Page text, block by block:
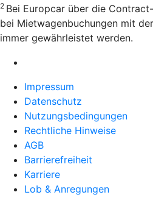
2 Bei Europcar über die
bei Mietwagenbuchungen mit
immer gewährleistet werden.
Impressum
Datenschutz
Nutzungsbedingungen
Rechtliche Hinweise
AGB
Barrierefreiheit
Karriere
Lob & Anregungen